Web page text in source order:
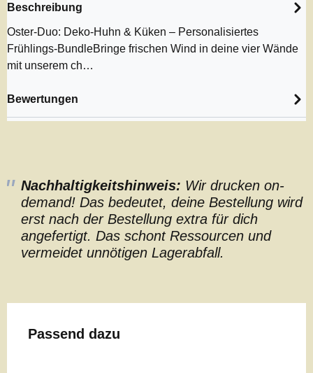
Beschreibung
Oster-Duo: Deko-Huhn & Küken – Personalisiertes
Frühlings-BundleBringe frischen Wind in deine vier Wände
mit unserem ch…
Bewertungen
Nachhaltigkeitshinweis: Wir drucken on-
demand! Das bedeutet, deine Bestellung wird
erst nach der Bestellung extra für dich
angefertigt. Das schont Ressourcen und
vermeidet unnötigen Lagerabfall.
Produktgalerie überspringen
Passend dazu